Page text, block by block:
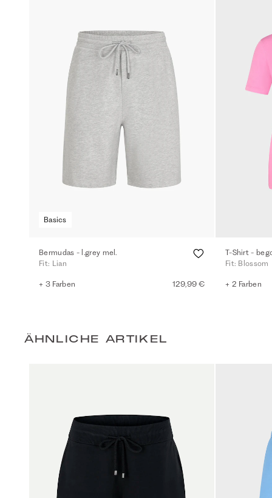
Basics
Bermudas - l.grey mel.
Fit: Lian
+ 3 Farben 129,99 €
T-Shirt -
Fit: Blossom
+ 2 Farben
ÄHNLICHE ARTIKEL